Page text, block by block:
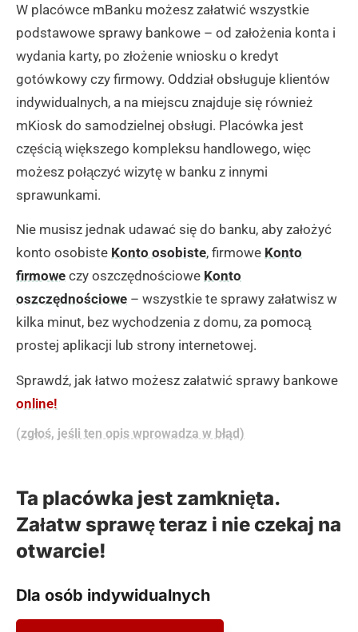
W placówce mBanku możesz załatwić wszystkie
podstawowe sprawy bankowe – od założenia konta i
wydania karty, po złożenie wniosku o kredyt
gotówkowy czy firmowy. Oddział obsługuje klientów
indywidualnych, a na miejscu znajduje się również
mKiosk do samodzielnej obsługi. Placówka jest
częścią większego kompleksu handlowego, więc
możesz połączyć wizytę w banku z innymi
sprawunkami.
Nie musisz jednak udawać się do banku, aby założyć
konto osobiste Konto osobiste, firmowe Konto
firmowe czy oszczędnościowe Konto
oszczędnościowe – wszystkie te sprawy załatwisz w
kilka minut, bez wychodzenia z domu, za pomocą
prostej aplikacji lub strony internetowej.
Sprawdź, jak łatwo możesz załatwić sprawy bankowe
online!
(zgłoś, jeśli ten opis wprowadza w błąd)
Ta placówka jest zamknięta.
Załatw sprawę teraz i nie czekaj na
otwarcie!
Dla osób indywidualnych